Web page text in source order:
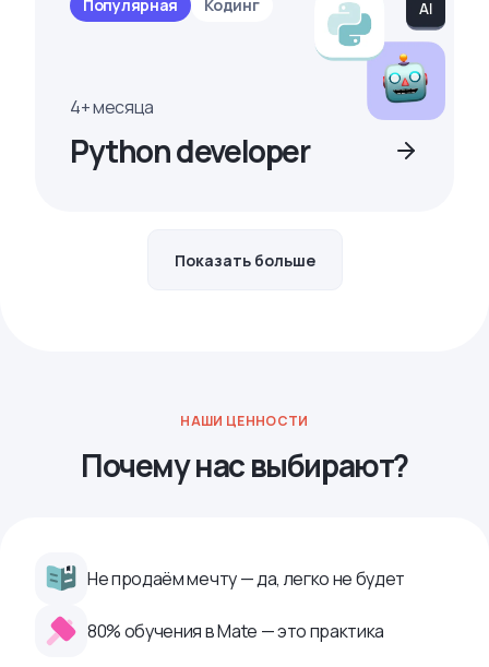
Популярная Кодинг
4+ месяца
Python developer
Показать больше
НАШИ ЦЕННОСТИ
Почему нас выбирают?
Не продаём мечту — да, легко не будет
80% обучения в Mate — это практика